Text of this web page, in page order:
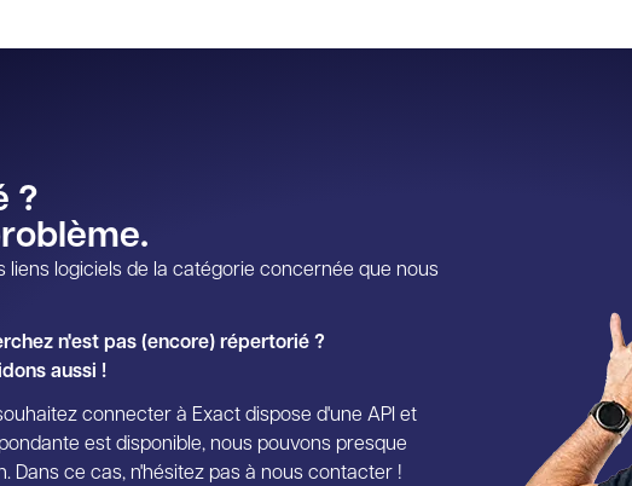
?
liens logiciels de la catégorie concernée que nous
n'est pas (encore) répertorié ?
aussi !
connecter à Exact dispose d'une API et
est disponible, nous pouvons presque
Dans ce cas, n'hésitez pas à nous contacter !